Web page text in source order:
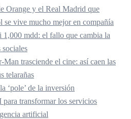
Orange y el Real Madrid que
se vive mucho mejor en compañía
1,000 mdd: el fallo que cambia la
sociales
trasciende el cine: así caen las
telarañas
‘pole’ de la inversión
transformar los servicios
artificial